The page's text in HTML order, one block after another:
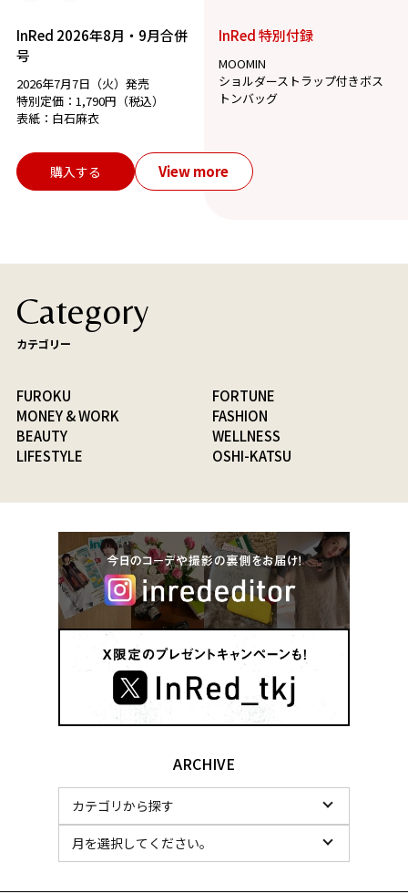
InRed 2026年8月・9月合併
号
2026年7月7日（火）発売
特別定価：1,790円（税込）
表紙：白石麻衣
InRed 特別付録
MOOMIN
ショルダーストラップ付きボス
トンバッグ
購入する View more
Category
カテゴリー
FUROKU
FORTUNE
MONEY & WORK
FASHION
BEAUTY
WELLNESS
LIFESTYLE
OSHI-KATSU
ARCHIVE